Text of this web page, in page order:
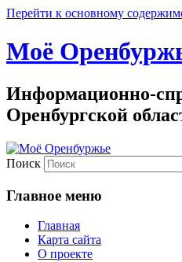
Перейти к основному
Моё
Информационно-
Оренбургской
Поиск
Главное меню
Главная
Карта сайта
О проекте